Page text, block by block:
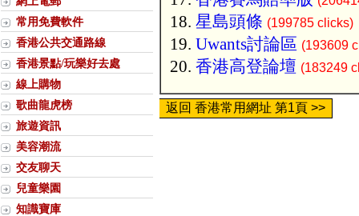
常用免費軟件
香港公共交通路線
香港景點/玩樂好去處
線上購物
歌曲龍虎榜
旅遊資訊
美容潮流
交友聊天
兒童樂園
知識寶庫
星島頭條 (199785 clicks)
Uwants討論區 (193609
香港高登論壇 (183249
返回 香港常用網址 第1頁 >>